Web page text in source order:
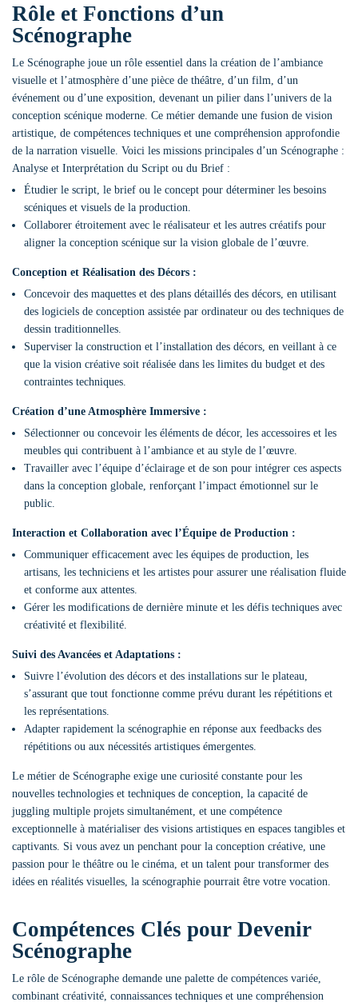
Rôle et Fonctions d’un
Scénographe
Le Scénographe joue un rôle essentiel dans la création de l’ambiance
visuelle et l’atmosphère d’une pièce de théâtre, d’un film, d’un
événement ou d’une exposition, devenant un pilier dans l’univers de la
conception scénique moderne. Ce métier demande une fusion de vision
artistique, de compétences techniques et une compréhension approfondie
de la narration visuelle. Voici les missions principales d’un Scénographe :
Analyse et Interprétation du Script ou du Brief :
Étudier le script, le brief ou le concept pour déterminer les besoins
scéniques et visuels de la production.
Collaborer étroitement avec le réalisateur et les autres créatifs pour
aligner la conception scénique sur la vision globale de l’œuvre.
Conception et Réalisation des Décors :
Concevoir des maquettes et des plans détaillés des décors, en utilisant
des logiciels de conception assistée par ordinateur ou des techniques de
dessin traditionnelles.
Superviser la construction et l’installation des décors, en veillant à ce
que la vision créative soit réalisée dans les limites du budget et des
contraintes techniques.
Création d’une Atmosphère Immersive :
Sélectionner ou concevoir les éléments de décor, les accessoires et les
meubles qui contribuent à l’ambiance et au style de l’œuvre.
Travailler avec l’équipe d’éclairage et de son pour intégrer ces aspects
dans la conception globale, renforçant l’impact émotionnel sur le
public.
Interaction et Collaboration avec l’Équipe de Production :
Communiquer efficacement avec les équipes de production, les
artisans, les techniciens et les artistes pour assurer une réalisation fluide
et conforme aux attentes.
Gérer les modifications de dernière minute et les défis techniques avec
créativité et flexibilité.
Suivi des Avancées et Adaptations :
Suivre l’évolution des décors et des installations sur le plateau,
s’assurant que tout fonctionne comme prévu durant les répétitions et
les représentations.
Adapter rapidement la scénographie en réponse aux feedbacks des
répétitions ou aux nécessités artistiques émergentes.
Le métier de Scénographe exige une curiosité constante pour les
nouvelles technologies et techniques de conception, la capacité de
juggling multiple projets simultanément, et une compétence
exceptionnelle à matérialiser des visions artistiques en espaces tangibles et
captivants. Si vous avez un penchant pour la conception créative, une
passion pour le théâtre ou le cinéma, et un talent pour transformer des
idées en réalités visuelles, la scénographie pourrait être votre vocation.
Compétences Clés pour Devenir
Scénographe
Le rôle de Scénographe demande une palette de compétences variée,
combinant créativité, connaissances techniques et une compréhension